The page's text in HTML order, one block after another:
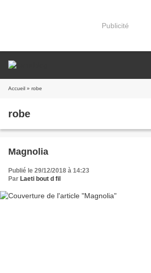
Publicité
Accueil » robe
robe
Magnolia
Publié le 29/12/2018 à 14:23
Par Laeti bout d fil